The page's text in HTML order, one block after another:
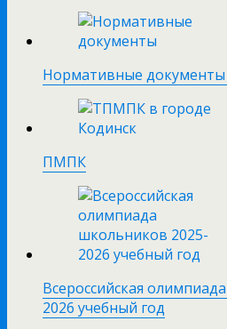
Нормативные
ПМПК
Всероссийская
2026 учебный год